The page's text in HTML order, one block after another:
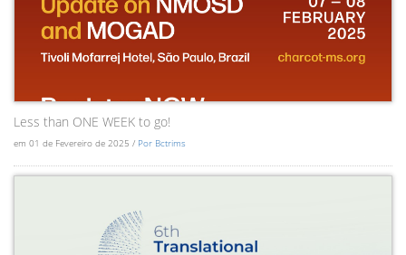
Less than ONE WEEK to go!
em 01 de Fevereiro de 2025 / Por Bctrims